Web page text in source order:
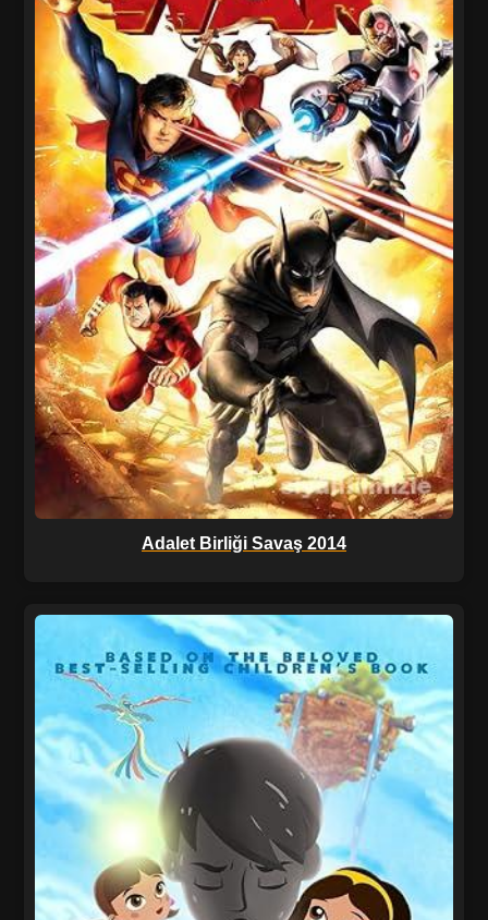
Adalet Birliği Savaş 2014